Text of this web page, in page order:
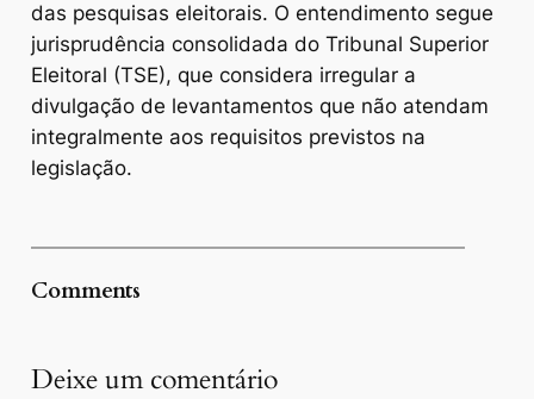
das pesquisas eleitorais. O entendimento segue
jurisprudência consolidada do Tribunal Superior
Eleitoral (TSE), que considera irregular a
divulgação de levantamentos que não atendam
integralmente aos requisitos previstos na
legislação.
Comments
Deixe um comentário